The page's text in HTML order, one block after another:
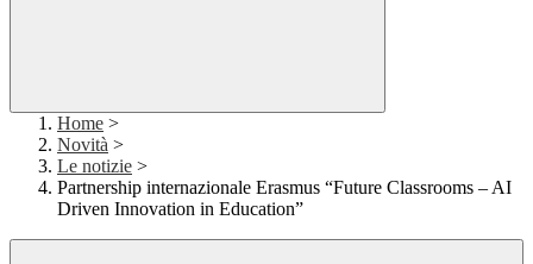
Home >
Novità >
Le notizie >
Partnership internazionale Erasmus “Future Classrooms – AI
Driven Innovation in Education”